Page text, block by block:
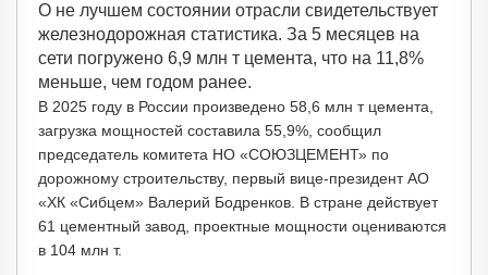
О не лучшем состоянии отрасли свидетельствует
железнодорожная статистика. За 5 месяцев на
сети погружено 6,9 млн т цемента, что на 11,8%
меньше, чем годом ранее.
В 2025 году в России произведено 58,6 млн т цемента,
загрузка мощностей составила 55,9%, сообщил
председатель комитета НО «СОЮЗЦЕМЕНТ» по
дорожному строительству, первый вице-президент АО
«ХК «Сибцем» Валерий Бодренков. В стране действует
61 цементный завод, проектные мощности оцениваются
в 104 млн т.